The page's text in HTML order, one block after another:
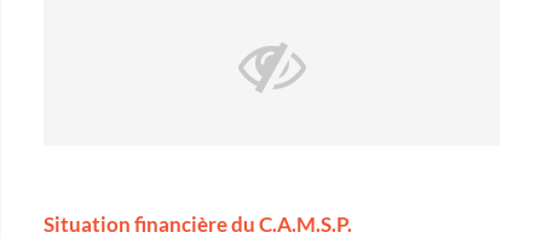
Situation financière du C.A.M.S.P.